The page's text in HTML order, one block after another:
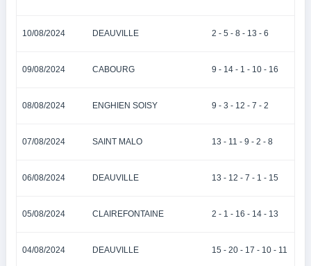
10/08/2024 DEAUVILLE 2 - 5 - 8 - 13 - 6
09/08/2024 CABOURG 9 - 14 - 1 - 10 - 16
08/08/2024 ENGHIEN SOISY 9 - 3 - 12 - 7 - 2
07/08/2024 SAINT MALO 13 - 11 - 9 - 2 - 8
06/08/2024 DEAUVILLE 13 - 12 - 7 - 1 - 15
05/08/2024 CLAIREFONTAINE 2 - 1 - 16 - 14 - 13
04/08/2024 DEAUVILLE 15 - 20 - 17 - 10 - 11